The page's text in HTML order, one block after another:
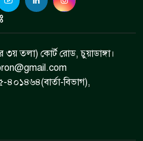
৩য় তলা) কোর্ট রোড, চুয়াডাঙ্গা।
বিভাগ),